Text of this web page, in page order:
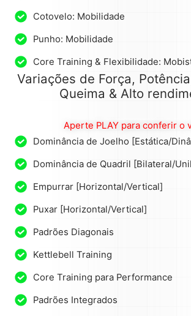
Cotovelo: Mobilidade
Punho: Mobilidade
Core Training & Flexibilidade:
Variações de Força,
Queima & Alto
Aperte PLAY para conferir o
Dominância de Joelho [Estática/
Dominância de Quadril [Bilateral/
Empurrar [Horizontal/Vertical]
Puxar [Horizontal/Vertical]
Padrões Diagonais
Kettlebell Training
Core Training para Performance
Padrões Integrados